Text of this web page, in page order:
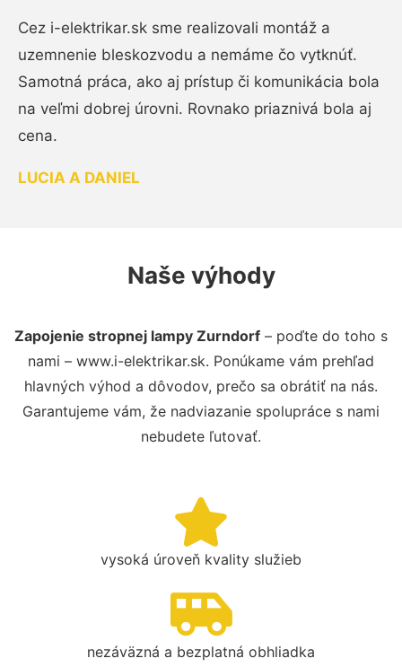
Cez i-elektrikar.sk sme realizovali montáž a
uzemnenie bleskozvodu a nemáme čo vytknúť.
Samotná práca, ako aj prístup či komunikácia bola
na veľmi dobrej úrovni. Rovnako priaznivá bola aj
cena.
LUCIA A DANIEL
Naše výhody
Zapojenie stropnej lampy Zurndorf – poďte do toho s
nami – www.i-elektrikar.sk. Ponúkame vám prehľad
hlavných výhod a dôvodov, prečo sa obrátiť na nás.
Garantujeme vám, že nadviazanie spolupráce s nami
nebudete ľutovať.
vysoká úroveň kvality služieb
nezáväzná a bezplatná obhliadka